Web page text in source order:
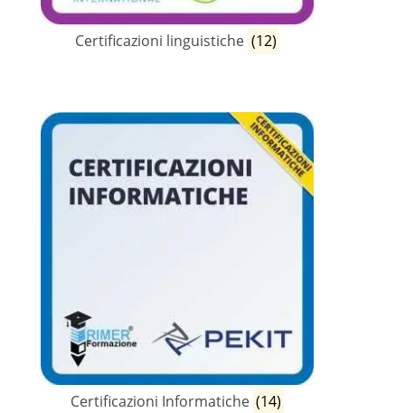
Certificazioni linguistiche (12)
Certificazioni Informatiche (14)